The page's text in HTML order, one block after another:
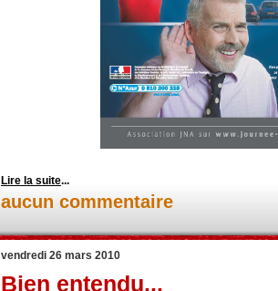
Lire la suite...
aucun commentaire
vendredi 26 mars 2010
Bien entendu...